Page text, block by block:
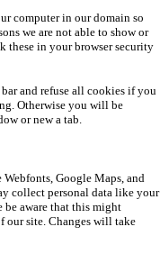
computer in our domain so
we are not able to show or
these in your browser security
and refuse all cookies if you
Otherwise you will be
or new a tab.
Google Maps, and
collect personal data like your
be aware that this might
our site. Changes will take